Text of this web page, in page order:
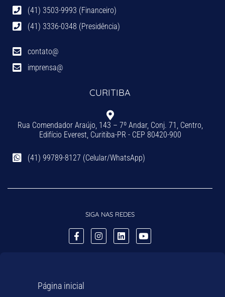
(41) 3503-9993 (Financeiro)
(41) 3336-0348 (Presidência)
contato@
imprensa@
CURITIBA
Rua Comendador Araújo, 143 – 7º Andar, Conj. 71, Centro,
Edifício Everest, Curitiba-PR - CEP 80420-900
(41) 99789-8127 (Celular/WhatsApp)
SIGA NAS REDES
Página inicial